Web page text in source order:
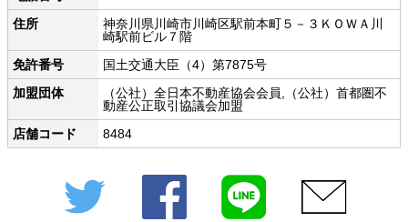
住所
神奈川県川崎市川崎区駅前本町５－３ＫＯＷＡ川
崎駅前ビル７階
免許番号
国土交通大臣（4）第7875号
加盟団体
（公社）全日本不動産協会会員,（公社）首都圏不
動産公正取引協議会加盟
店舗コード
8484
Twitter Facebook